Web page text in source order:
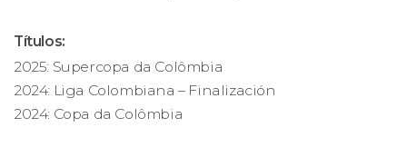
Títulos:
2025: Supercopa da Colômbia
2024: Liga Colombiana – Finalización
2024: Copa da Colômbia